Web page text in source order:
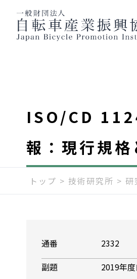
ISO/CD
報：現行規格
トップ > 技術研究所 > 研
通番 2332
副題
2019年